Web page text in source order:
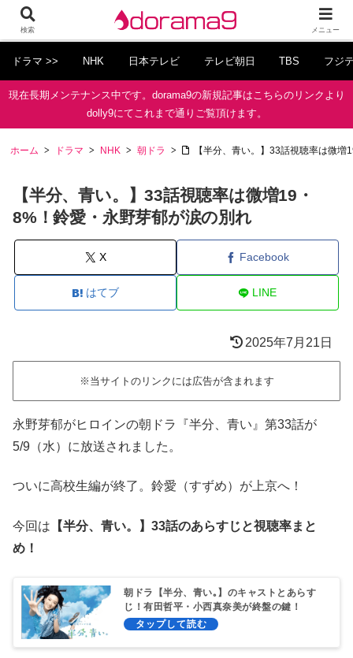
ドラマ >> NHK 日本テレビ テレビ朝日 TBS フジ
現在長期メンテナンス中です。dorama9の新規記事はこちらのリンクより
dolly9にてこれまで通りご覧頂けます。
ホーム ドラマ NHK 朝ドラ 【半分、青い。】33話視聴率は微
【半分、青い。】33話視聴率は微増19・
8%！鈴愛・永野芽郁が涙の別れ
X Facebook
はてブ LINE
2025年7月21日
※当サイトのリンクには広告が含まれます
永野芽郁がヒロインの朝ドラ『半分、青い』第33話が
5/9（水）に放送されました。
ついに高校生編が終了。鈴愛（すずめ）が上京へ！
今回は 【半分、青い。】33話のあらすじと視聴率まと
め！
朝ドラ【半分、青い｡】のキャストとあらす
じ！有田哲平・小西真奈美が終盤の鍵！
検索 メニュー